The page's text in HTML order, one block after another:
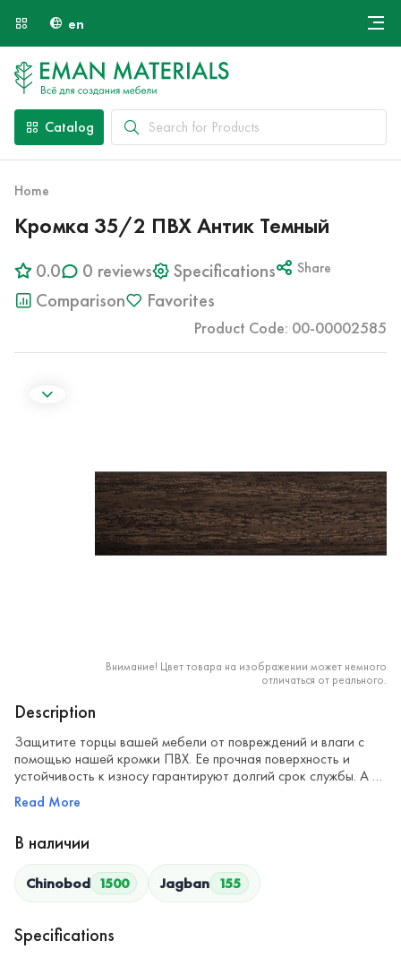
en
Payment and Delivery
Catalog
Home
Кромка 35/2 ПВХ Антик Темный
0.0 0 reviews Specifications Share
Comparison Favorites
Product Code: 00-00002585
Внимание! Цвет товара на изображении может немного
отличаться от реального.
Description
Защитите торцы вашей мебели от повреждений и влаги с
помощью нашей кромки ПВХ. Ее прочная поверхность и
устойчивость к износу гарантируют долгий срок службы. А …
Read More
В наличии
Chinobod 1500 Jagban 155
Specifications